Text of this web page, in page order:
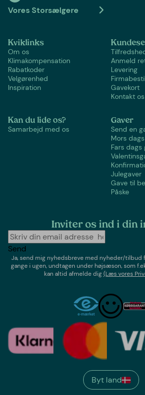
Vores Storsælgere
Kviklinks
Om os
Klimakompensation
Rabatkoder
Velgørenhed
Inspiration
Anmeld
Levering
Gavekort
Kontakt os
Kan du lide os?
Samarbejd med os
Gaver
Send en
Mors
Fars dags
Julegaver
Gave til
Påske
Inviter os ind i din
Send
Ja, send mig nyhedsbreve med nyheder/tilbud
gange i ugen,undtagen under højsæson, som
kan altid afmelde dig(Læs vores
Byt land